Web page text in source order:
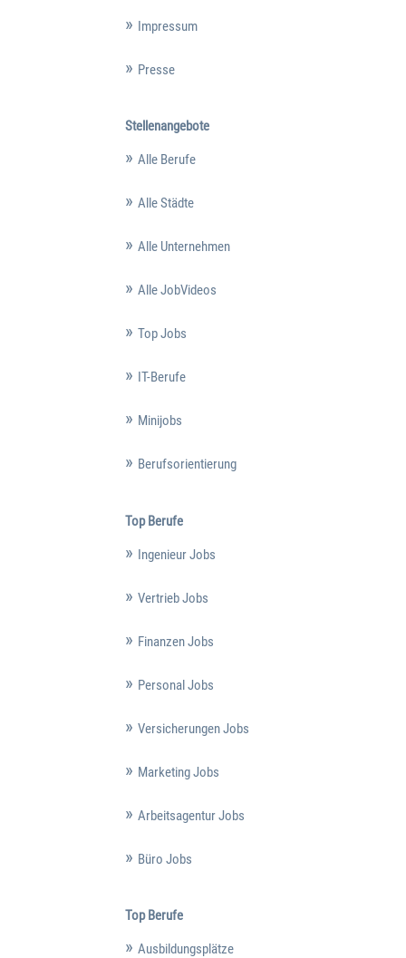
Impressum
Presse
Stellenangebote
Alle Berufe
Alle Städte
Alle Unternehmen
Alle JobVideos
Top Jobs
IT-Berufe
Minijobs
Berufsorientierung
Top Berufe
Ingenieur Jobs
Vertrieb Jobs
Finanzen Jobs
Personal Jobs
Versicherungen Jobs
Marketing Jobs
Arbeitsagentur Jobs
Büro Jobs
Top Berufe
Ausbildungsplätze